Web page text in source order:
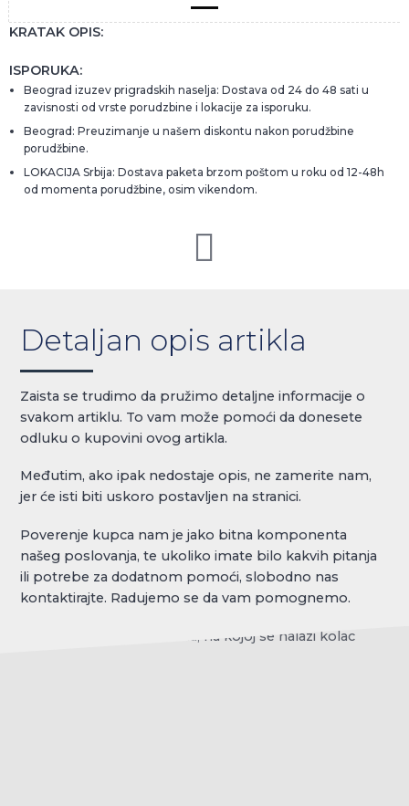
KRATAK OPIS:
ISPORUKA:
Beograd izuzev prigradskih naselja: Dostava od 24 do 48 sati u
zavisnosti od vrste porudzbine i lokacije za isporuku.
Beograd: Preuzimanje u našem diskontu nakon porudžbine
porudžbine.
LOKACIJA Srbija: Dostava paketa brzom poštom u roku od 12-48h
od momenta porudžbine, osim vikendom.
Detaljan opis artikla
Zaista se trudimo da pružimo detaljne informacije o
svakom artiklu. To vam može pomoći da donesete
odluku o kupovini ovog artikla.
Međutim, ako ipak nedostaje opis, ne zamerite nam,
jer će isti biti uskoro postavljen na stranici.
Poverenje kupca nam je jako bitna komponenta
našeg poslovanja, te ukoliko imate bilo kakvih pitanja
ili potrebe za dodatnom pomoći, slobodno nas
kontaktirajte. Radujemo se da vam pomognemo.